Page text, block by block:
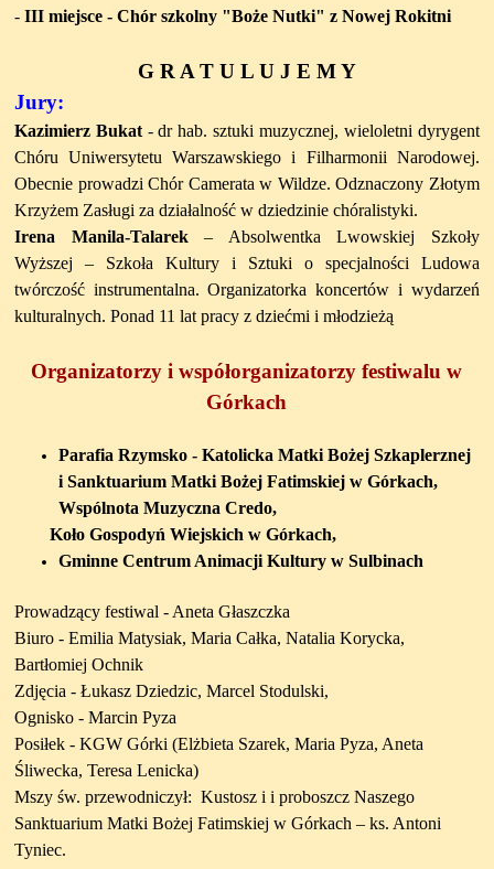
- III miejsce - Chór szkolny "Boże Nutki" z Nowej Rokitni
G R A T U L U J E M Y
Jury:
Kazimierz Bukat- dr hab. sztuki muzycznej, wieloletni dyrygent
Chóru Uniwersytetu Warszawskiego i Filharmonii Narodowej.
Obecnie prowadzi Chór Camerata w Wildze. Odznaczony Złotym
Krzyżem Zasługi za działalność w dziedzinie chóralistyki.
Irena Manila-Talarek– Absolwentka Lwowskiej Szkoły
Wyższej – Szkoła Kultury i Sztuki o specjalności Ludowa
twórczość instrumentalna. Organizatorka koncertów i wydarzeń
kulturalnych. Ponad 11 lat pracy z dziećmi i młodzieżą
Organizatorzy i współorganizatorzy festiwalu w
Górkach
Parafia Rzymsko - Katolicka Matki Bożej Szkaplerznej
i Sanktuarium Matki Bożej Fatimskiej w Górkach,
Wspólnota Muzyczna Credo,
Koło Gospodyń Wiejskich w Górkach,
Gminne Centrum Animacji Kultury w Sulbinach
Prowadzący festiwal - Aneta Głaszczka
Biuro - Emilia Matysiak, Maria Całka, Natalia Korycka,
Bartłomiej Ochnik
Zdjęcia - Łukasz Dziedzic, Marcel Stodulski,
Ognisko - Marcin Pyza
Posiłek - KGW Górki (Elżbieta Szarek, Maria Pyza, Aneta
Śliwecka, Teresa Lenicka)
Mszy św. przewodniczył: Kustosz i i proboszcz Naszego
Sanktuarium Matki Bożej Fatimskiej w Górkach – ks. Antoni
Tyniec.